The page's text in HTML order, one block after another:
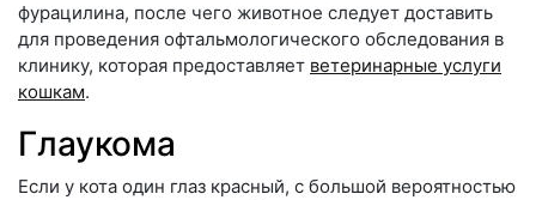
фурацилина, после чего животное следует доставить
для проведения офтальмологического обследования в
клинику, которая предоставляет ветеринарные услуги
кошкам.
Глаукома
Если у кота один глаз красный, с большой вероятностью